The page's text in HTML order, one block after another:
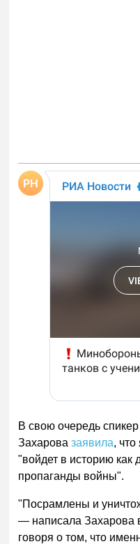
В свою очередь
Захаровазаявила,
"войдет в историю как
пропаганды войны".
"Посрамлены и
— написала Захарова
говоря о том, что